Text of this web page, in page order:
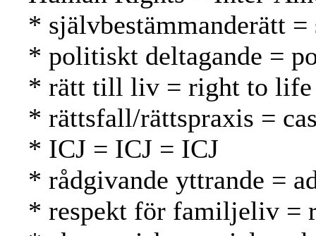
* självbestämmanderätt
* politiskt deltagande =
* rätt till liv = right to life
* rättsfall/rättspraxis =
* ICJ = ICJ = ICJ
* rådgivande yttrande =
* respekt för familjeliv =